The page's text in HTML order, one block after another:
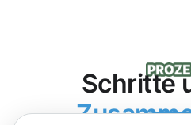
Schritte